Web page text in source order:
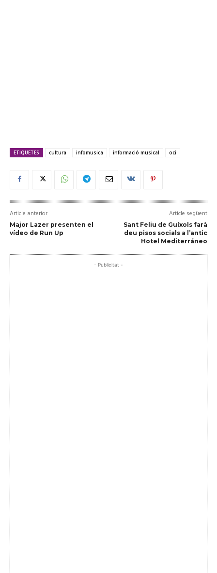
ETIQUETES cultura infomusica informació musical oci
Article anterior
Major Lazer presenten el
vídeo de Run Up
Article següent
Sant Feliu de Guíxols farà
deu pisos socials a l’antic
Hotel Mediterráneo
- Publicitat -